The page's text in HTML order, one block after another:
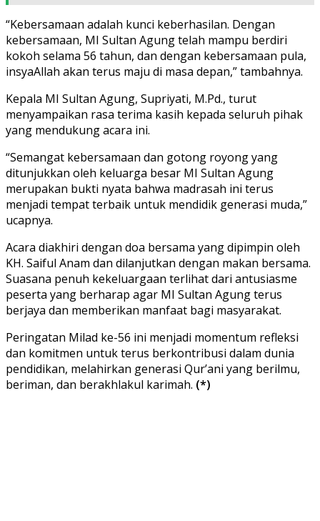
“Kebersamaan adalah kunci keberhasilan. Dengan
kebersamaan, MI Sultan Agung telah mampu berdiri
kokoh selama 56 tahun, dan dengan kebersamaan pula,
insyaAllah akan terus maju di masa depan,” tambahnya.
Kepala MI Sultan Agung, Supriyati, M.Pd., turut
menyampaikan rasa terima kasih kepada seluruh pihak
yang mendukung acara ini.
“Semangat kebersamaan dan gotong royong yang
ditunjukkan oleh keluarga besar MI Sultan Agung
merupakan bukti nyata bahwa madrasah ini terus
menjadi tempat terbaik untuk mendidik generasi muda,”
ucapnya.
Acara diakhiri dengan doa bersama yang dipimpin oleh
KH. Saiful Anam dan dilanjutkan dengan makan bersama.
Suasana penuh kekeluargaan terlihat dari antusiasme
peserta yang berharap agar MI Sultan Agung terus
berjaya dan memberikan manfaat bagi masyarakat.
Peringatan Milad ke-56 ini menjadi momentum refleksi
dan komitmen untuk terus berkontribusi dalam dunia
pendidikan, melahirkan generasi Qur’ani yang berilmu,
beriman, dan berakhlakul karimah. (*)